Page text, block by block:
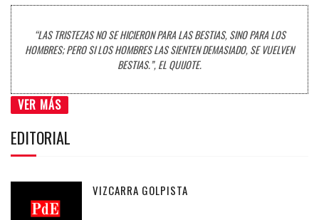
“LAS TRISTEZAS NO SE HICIERON PARA LAS BESTIAS, SINO PARA LOS
HOMBRES; PERO SI LOS HOMBRES LAS SIENTEN DEMASIADO, SE VUELVEN
BESTIAS.”, EL QUIJOTE.
VER MÁS
EDITORIAL
VIZCARRA GOLPISTA